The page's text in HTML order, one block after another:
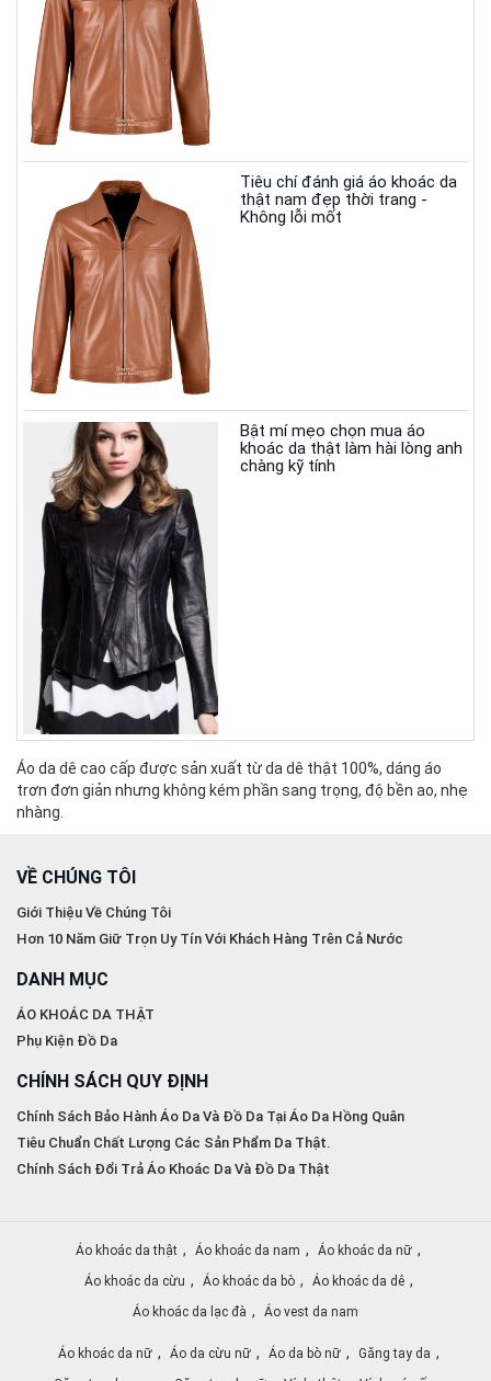
Tiêu chí đánh giá áo khoác da
thật nam đẹp thời trang -
Không lỗi mốt
Bật mí mẹo chọn mua áo
khoác da thật làm hài lòng anh
chàng kỹ tính
Áo da dê cao cấp được sản xuất từ da dê thật 100%, dáng áo
trơn đơn giản nhưng không kém phần sang trọng, độ bền ao, nhẹ
nhàng.
VỀ CHÚNG TÔI
Giới Thiệu Về Chúng Tôi
Hơn 10 Năm Giữ Trọn Uy Tín Với Khách Hàng Trên Cả Nước
DANH MỤC
ÁO KHOÁC DA THẬT
Phụ Kiện Đồ Da
CHÍNH SÁCH QUY ĐỊNH
Chính Sách Bảo Hành Áo Da Và Đồ Da Tại Áo Da Hồng Quân
Tiêu Chuẩn Chất Lượng Các Sản Phẩm Da Thật.
Chính Sách Đổi Trả Áo Khoác Da Và Đồ Da Thật
Áo khoác da thật , Áo khoác da nam , Áo khoác da nữ ,
Áo khoác da cừu , Áo khoác da bò , Áo khoác da dê ,
Áo khoác da lạc đà , Áo vest da nam
Áo khoác da nữ , Áo da cừu nữ , Áo da bò nữ , Găng tay da ,